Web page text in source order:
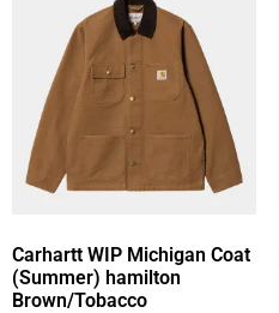
Carhartt WIP Michigan Coat
(Summer) hamilton
Brown/Tobacco